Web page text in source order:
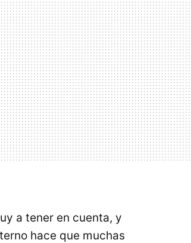
a tener en cuenta, y
hace que muchas